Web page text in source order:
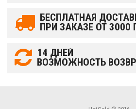
БЕСПЛАТНАЯ
ПРИ ЗАКАЗЕ ОТ 3000
14 ДНЕЙ
ВОЗМОЖНОСТЬ